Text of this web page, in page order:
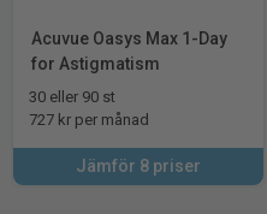
Acuvue Oasys Max 1-Day
for Astigmatism
30 eller 90 st
727 kr per månad
Jämför 8 priser